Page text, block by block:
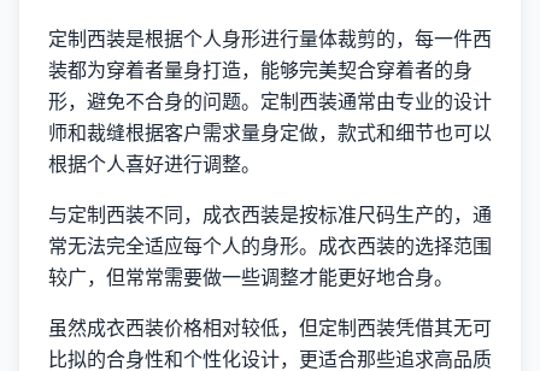
定制西装是根据个人身形进行量体裁剪的，每一件西
装都为穿着者量身打造，能够完美契合穿着者的身
形，避免不合身的问题。定制西装通常由专业的设计
师和裁缝根据客户需求量身定做，款式和细节也可以
根据个人喜好进行调整。
与定制西装不同，成衣西装是按标准尺码生产的，通
常无法完全适应每个人的身形。成衣西装的选择范围
较广，但常常需要做一些调整才能更好地合身。
虽然成衣西装价格相对较低，但定制西装凭借其无可
比拟的合身性和个性化设计，更适合那些追求高品质